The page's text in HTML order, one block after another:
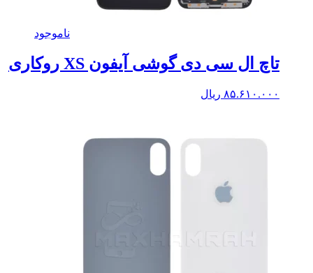
ناموجود
تاچ ال سی دی گوشی آیفون XS روکاری
۸۵.۶۱۰.۰۰۰ ریال